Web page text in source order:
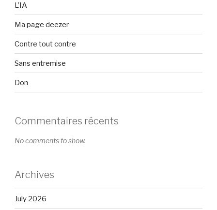
L’IA
Ma page deezer
Contre tout contre
Sans entremise
Don
Commentaires récents
No comments to show.
Archives
July 2026